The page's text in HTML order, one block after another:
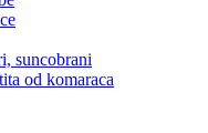
suncobrani
od komaraca